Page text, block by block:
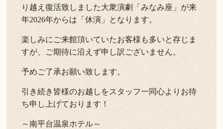
り越え復活致しました大衆演劇「みなみ座」が来
年2026年からは「休演」となります。
楽しみにご来館頂いていたお客様も多いと存じま
すが、ご期待に沿えず申し訳ございません。
予めご了承お願い致します。
引き続き皆様のお越しをスタッフ一同心よりお待
ち申し上げております！
～南平台温泉ホテル～